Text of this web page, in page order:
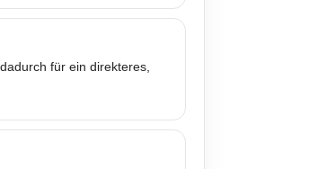
für ein direkteres,